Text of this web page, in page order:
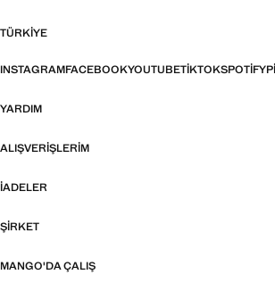
TÜRKIYE
INSTAGRAMFACEBOOKYOUTUBETIKTOKSPOTIFY
YARDIM
ALIŞVERIŞLERIM
İADELER
ŞIRKET
MANGO'DA ÇALIŞ